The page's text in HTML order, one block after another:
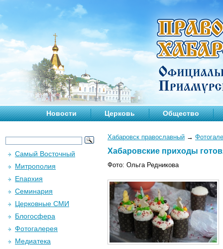
Новости Церковь Общество
Хабаровск православный →
Хабаровские приходы
Фото: Ольга Редникова
Самый Восточный
Митрополия
Епархия
Семинария
Церковные СМИ
Блогосфера
Фотогалерея
Медиатека